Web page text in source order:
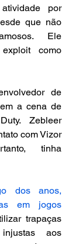
por
que não
Ele
como
de
a cena de
Zebleer
com Vizor
tinha
dos anos,
em jogos
trapaças
aos